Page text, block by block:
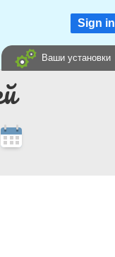
Sign in
Ваши установки